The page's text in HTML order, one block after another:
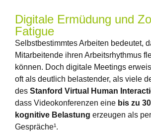
Digitale Ermüdung und
Fatigue
Selbstbestimmtes Arbeiten bedeutet,
Mitarbeitende ihren Arbeitsrhythmus
können. Doch digitale Meetings
oft als deutlich belastender, als viele
des Stanford Virtual Human
dass Videokonferenzen eine bis zu
kognitive Belastung erzeugen als
Gespräche¹.